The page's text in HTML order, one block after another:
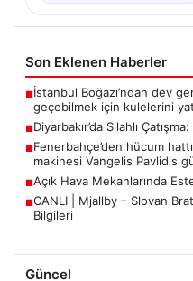
Son Eklenen Haberler
■İstanbul Boğazı’ndan dev
geçebilmek için kulelerini
■Diyarbakır’da Silahlı
■Fenerbahçe’den hücum
makinesi Vangelis Pavlidis
■Açık Hava Mekanlarında
■CANLI | Mjallby – Slovan
Bilgileri
Güncel